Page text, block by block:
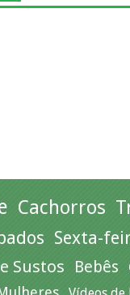
Cachorros
Sexta-
Sustos Bebês